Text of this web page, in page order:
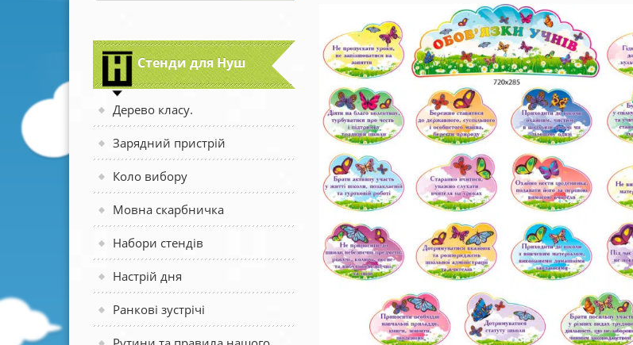
Стенди для Нуш
Дерево класу.
Зарядний пристрій
Коло вибору
Мовна скарбничка
Набори стендів
Настрій дня
Ранкові зустрічі